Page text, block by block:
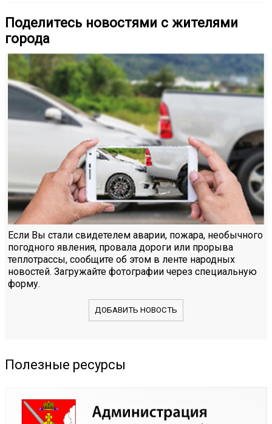
Поделитесь новостями с жителями
города
Если Вы стали свидетелем аварии, пожара, необычного
погодного явления, провала дороги или прорыва
теплотрассы, сообщите об этом в ленте народных
новостей. Загружайте фотографии через специальную
форму.
ДОБАВИТЬ НОВОСТЬ
Полезные ресурсы